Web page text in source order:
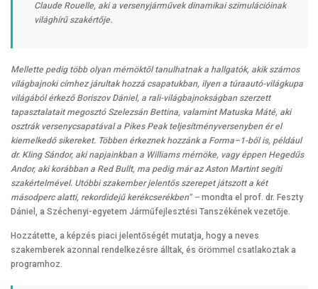
Claude Rouelle, aki a versenyjárművek dinamikai szimulációinak
világhírű szakértője.
Mellette pedig több olyan mérnöktől tanulhatnak a hallgatók, akik számos
világbajnoki címhez járultak hozzá csapatukban, ilyen a túraautó-világkupa
világából érkező Boriszov Dániel, a rali-világbajnokságban szerzett
tapasztalatait megosztó Szelezsán Bettina, valamint Matuska Máté, aki
osztrák versenycsapatával a Pikes Peak teljesítményversenyben ér el
kiemelkedő sikereket. Többen érkeznek hozzánk a Forma–1-ből is, például
dr. Kling Sándor, aki napjainkban a Williams mérnöke, vagy éppen Hegedűs
Andor, aki korábban a Red Bullt, ma pedig már az Aston Martint segíti
szakértelmével. Utóbbi szakember jelentős szerepet játszott a két
másodperc alatti, rekordidejű kerékcserékben” – mondta el prof. dr. Feszty
Dániel, a Széchenyi-egyetem Járműfejlesztési Tanszékének vezetője.
Hozzátette, a képzés piaci jelentőségét mutatja, hogy a neves
szakemberek azonnal rendelkezésre álltak, és örömmel csatlakoztak a
programhoz.